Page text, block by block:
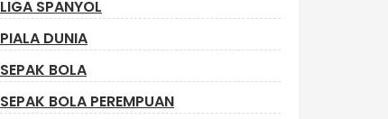
LIGA SPANYOL
PIALA DUNIA
SEPAK BOLA
SEPAK BOLA PEREMPUAN